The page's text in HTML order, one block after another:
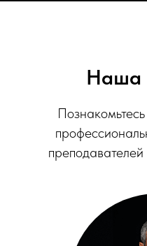
Наша